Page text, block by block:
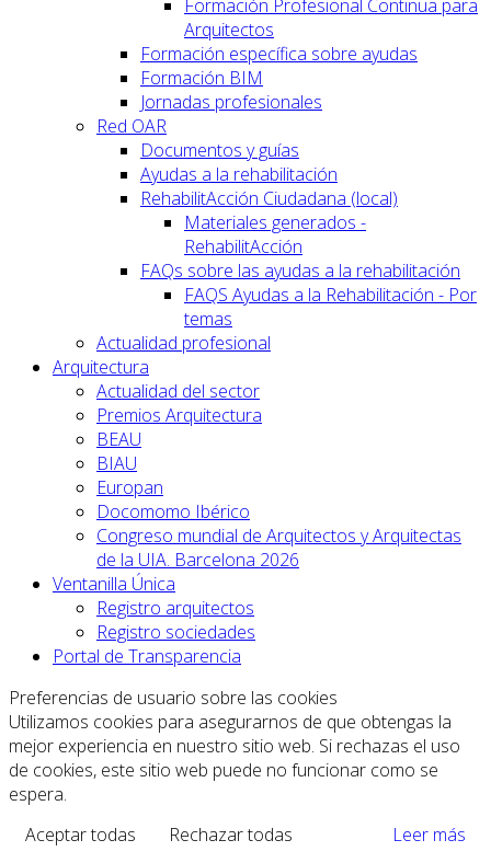
Formación Profesional Continua para
Arquitectos
Formación específica sobre ayudas
Formación BIM
Jornadas profesionales
Red OAR
Documentos y guías
Ayudas a la rehabilitación
RehabilitAcción Ciudadana (local)
Materiales generados -
RehabilitAcción
FAQs sobre las ayudas a la rehabilitación
FAQS Ayudas a la Rehabilitación - Por
temas
Actualidad profesional
Arquitectura
Actualidad del sector
Premios Arquitectura
BEAU
BIAU
Europan
Docomomo Ibérico
Congreso mundial de Arquitectos y Arquitectas
de la UIA. Barcelona 2026
Ventanilla Única
Registro arquitectos
Registro sociedades
Portal de Transparencia
Preferencias de usuario sobre las cookies
Utilizamos cookies para asegurarnos de que obtengas la
mejor experiencia en nuestro sitio web. Si rechazas el uso
de cookies, este sitio web puede no funcionar como se
espera.
Aceptar todas
Rechazar todas
Leer más